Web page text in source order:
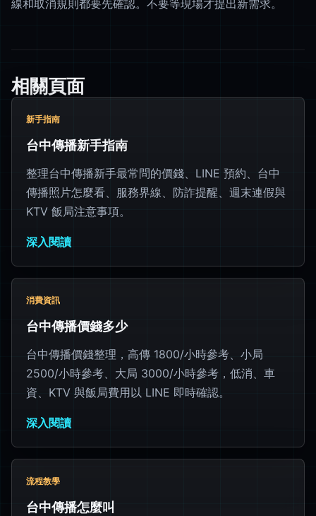
線和取消規則都要先確認。不要等現場才提出新需求。
相關頁面
新手指南
台中傳播新手指南
整理台中傳播新手最常問的價錢、LINE 預約、台中
傳播照片怎麼看、服務界線、防詐提醒、週末連假與
KTV 飯局注意事項。
深入閱讀
消費資訊
台中傳播價錢多少
台中傳播價錢整理，高傳 1800/小時參考、小局
2500/小時參考、大局 3000/小時參考，低消、車
資、KTV 與飯局費用以 LINE 即時確認。
深入閱讀
流程教學
台中傳播怎麼叫